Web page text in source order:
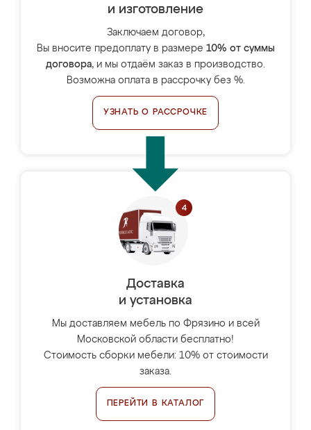
и изготовление
Заключаем договор,
Вы вносите предоплату в размере 10% от суммы
договора, и мы отдаём заказ в производство.
Возможна оплата в рассрочку без %.
УЗНАТЬ О РАССРОЧКЕ
Доставка
и установка
Мы доставляем мебель по Фрязино и всей
Московской области бесплатно!
Стоимость сборки мебели: 10% от стоимости
заказа.
ПЕРЕЙТИ В КАТАЛОГ